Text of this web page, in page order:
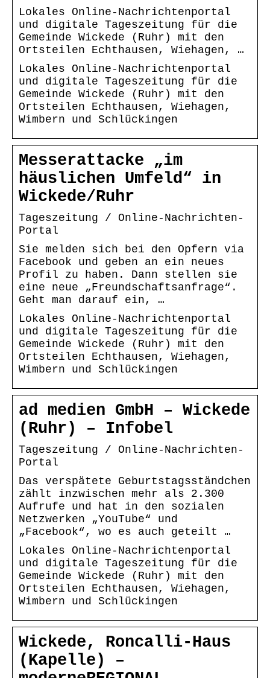
Lokales Online-Nachrichtenportal
und digitale Tageszeitung für die
Gemeinde Wickede (Ruhr) mit den
Ortsteilen Echthausen, Wiehagen, …
Lokales Online-Nachrichtenportal
und digitale Tageszeitung für die
Gemeinde Wickede (Ruhr) mit den
Ortsteilen Echthausen, Wiehagen,
Wimbern und Schlückingen
Messerattacke „im
häuslichen Umfeld“ in
Wickede/Ruhr
Tageszeitung / Online-Nachrichten-
Portal
Sie melden sich bei den Opfern via
Facebook und geben an ein neues
Profil zu haben. Dann stellen sie
eine neue „Freundschaftsanfrage“.
Geht man darauf ein, …
Lokales Online-Nachrichtenportal
und digitale Tageszeitung für die
Gemeinde Wickede (Ruhr) mit den
Ortsteilen Echthausen, Wiehagen,
Wimbern und Schlückingen
ad medien GmbH – Wickede
(Ruhr) – Infobel
Tageszeitung / Online-Nachrichten-
Portal
Das verspätete Geburtstagsständchen
zählt inzwischen mehr als 2.300
Aufrufe und hat in den sozialen
Netzwerken „YouTube“ und
„Facebook“, wo es auch geteilt …
Lokales Online-Nachrichtenportal
und digitale Tageszeitung für die
Gemeinde Wickede (Ruhr) mit den
Ortsteilen Echthausen, Wiehagen,
Wimbern und Schlückingen
Wickede, Roncalli-Haus
(Kapelle) –